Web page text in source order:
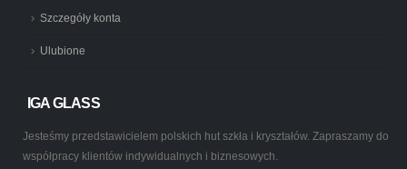
Szczegóły konta
Ulubione
IGA GLASS
Jesteśmy przedstawicielem polskich hut szkła i kryształów. Zapraszamy do
współpracy klientów indywidualnych i biznesowych.